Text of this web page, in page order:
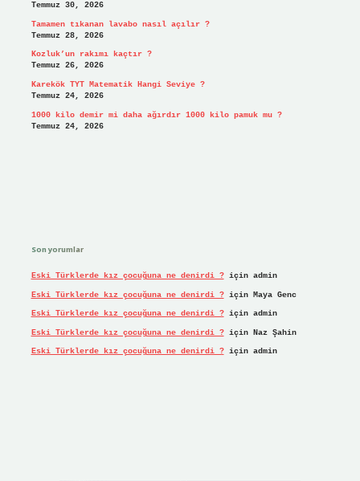
Temmuz 30, 2026
Tamamen tıkanan lavabo nasıl açılır ?
Temmuz 28, 2026
Kozluk’un rakımı kaçtır ?
Temmuz 26, 2026
Karekök TYT Matematik Hangi Seviye ?
Temmuz 24, 2026
1000 kilo demir mi daha ağırdır 1000 kilo pamuk mu ?
Temmuz 24, 2026
Son yorumlar
Eski Türklerde kız çocuğuna ne denirdi ?için admin
Eski Türklerde kız çocuğuna ne denirdi ?için Maya Genc
Eski Türklerde kız çocuğuna ne denirdi ?için admin
Eski Türklerde kız çocuğuna ne denirdi ?için Naz Şahin
Eski Türklerde kız çocuğuna ne denirdi ?için admin